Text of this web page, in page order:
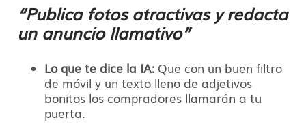
“Publica fotos atractivas y redacta
un anuncio llamativo”
Lo que te dice la IA: Que con un buen filtro
de móvil y un texto lleno de adjetivos
bonitos los compradores llamarán a tu
puerta.